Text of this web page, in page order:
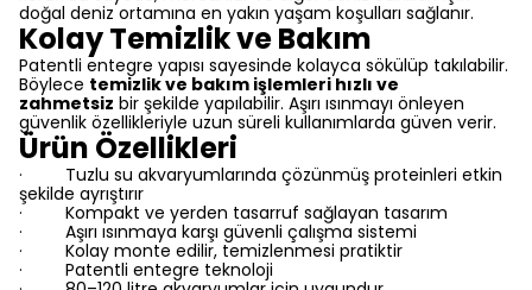
doğal deniz ortamına en yakın yaşam koşulları sağlanır.
Kolay Temizlik ve Bakım
Patentli entegre yapısı sayesinde kolayca sökülüp takılabilir.
Böylece temizlik ve bakım işlemleri hızlı ve
zahmetsiz bir şekilde yapılabilir. Aşırı ısınmayı önleyen
güvenlik özellikleriyle uzun süreli kullanımlarda güven verir.
Ürün Özellikleri
·
Tuzlu su akvaryumlarında çözünmüş proteinleri etkin
şekilde ayrıştırır
· Kompakt ve yerden tasarruf sağlayan tasarım
· Aşırı ısınmaya karşı güvenli çalışma sistemi
· Kolay monte edilir, temizlenmesi pratiktir
· Patentli entegre teknoloji